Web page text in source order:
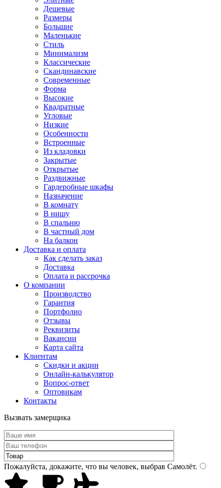
Дешевые
Размеры
Большие
Маленькие
Стиль
Минимализм
Классические
Скандинавские
Современные
Форма
Высокие
Квадратные
Угловые
Низкие
Особенности
Встроенные
Из кладовки
Закрытые
Открытые
Раздвижные
Гардеробные шкафы
Назначение
В комнату
В нишу
В спальню
В частный дом
На балкон
Доставка и оплата
Как сделать заказ
Доставка
Оплата и рассрочка
О компании
Производство
Гарантия
Портфолио
Отзывы
Реквизиты
Вакансии
Карта сайта
Клиентам
Скидки и акции
Онлайн-калькулятор
Вопрос-ответ
Оптовикам
Контакты
Вызвать замерщика
Пожалуйста, докажите, что вы человек, выбрав Самолёт.